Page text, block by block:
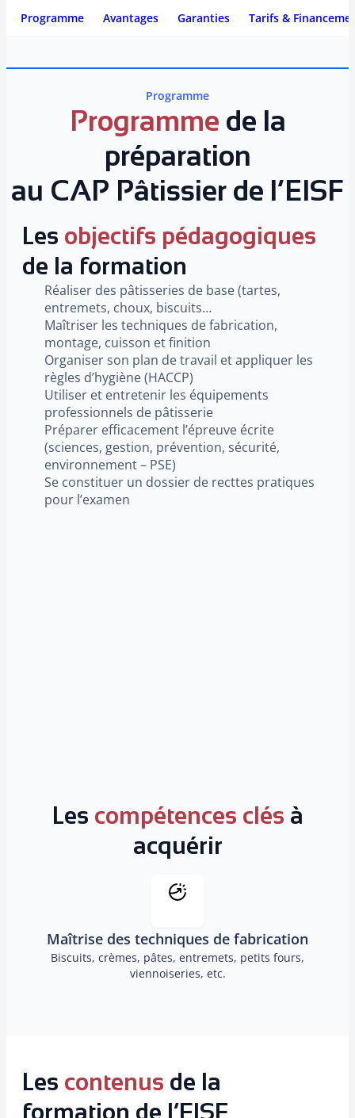
Programme Avantages Garanties Tarifs &
Programme
Programme de la
préparation
au CAP Pâtissier de l’EISF
Les objectifs pédagogiques
de la formation
Réaliser des pâtisseries de base (tartes,
entremets, choux, biscuits…
Maîtriser les techniques de fabrication,
montage, cuisson et finition
Organiser son plan de travail et appliquer les
règles d’hygiène (HACCP)
Utiliser et entretenir les équipements
professionnels de pâtisserie
Préparer efficacement l’épreuve écrite
(sciences, gestion, prévention, sécurité,
environnement – PSE)
Se constituer un dossier de recttes pratiques
pour l’examen
Les compétences clés à
acquérir
Maîtrise des techniques de fabrication
Biscuits, crèmes, pâtes, entremets, petits fours,
viennoiseries, etc.
Les contenus de la
formation de l’EISF